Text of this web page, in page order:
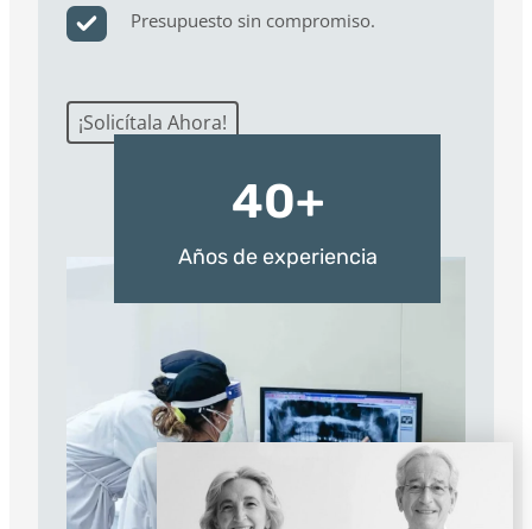
Presupuesto sin compromiso.
¡Solicítala Ahora!
40+
Años de experiencia